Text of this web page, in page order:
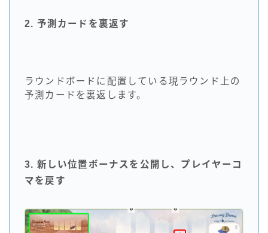
2. 予測カードを裏返す
ラウンドボードに配置している現ラウンド上の
予測カードを裏返します。
3. 新しい位置ボーナスを公開し、プレイヤーコ
マを戻す